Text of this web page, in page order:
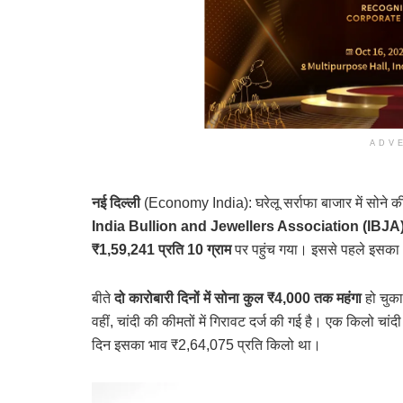
नई दिल्ली (Economy India): घरेलू सर्राफा बाजार में सोने
India Bullion and Jewellers Association
₹1,59,241 प्रति 10 ग्रामपर पहुंच गया। इससे पहले इसका
बीतेदो कारोबारी दिनों में सोना कुल ₹4,000 तक महंगाहो
वहीं, चांदी की कीमतों में गिरावट दर्ज की गई है। एक किलो
दिन इसका भाव ₹2,64,075 प्रति किलो था।